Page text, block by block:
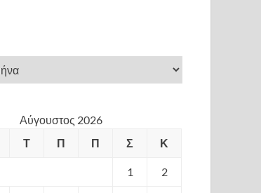
Αύγουστος 2026
Τ Π Π Σ Κ
1 2